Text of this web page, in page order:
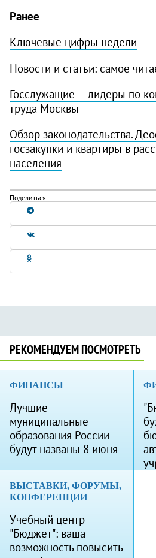
Ранее
Ключевые цифры недели
Новости и статьи: самое
Госслужащие — лидеры по
труда Москвы
Обзор законодательства.
госзакупки и квартиры в
населения
Поделиться:
РЕКОМЕНДУЕМ ПОСМОТРЕТЬ
ФИНАНСЫ
Лучшие
муниципальные
образования России
будут названы 8 июня
ВЫСТАВКИ, ФОРУМЫ,
КОНФЕРЕНЦИИ
Учебный центр
"Бюджет": ваша
возможность повысить